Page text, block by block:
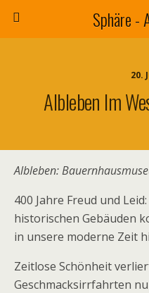
Sphäre -
20.
Albleben Im
Albleben:
400 Jahre Freud und
historischen Gebäuden
in unsere moderne Zeit
Zeitlose Schönheit
Geschmacksirrfahrten